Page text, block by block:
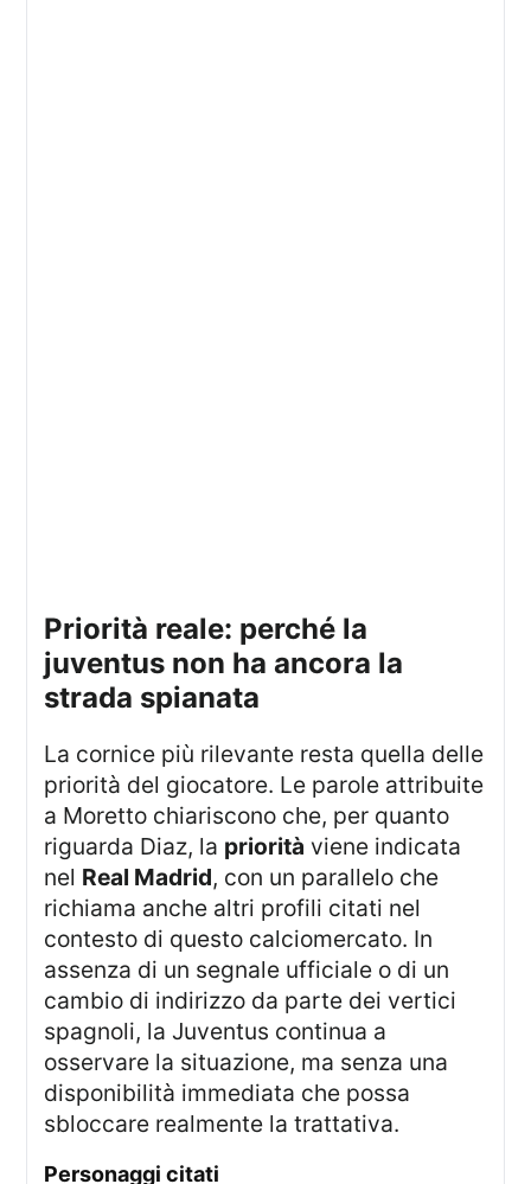
priorità reale: perché la
juventus non ha ancora la
strada spianata
La cornice più rilevante resta quella delle
priorità del giocatore. Le parole attribuite
a Moretto chiariscono che, per quanto
riguarda Diaz, la priorità viene indicata
nel Real Madrid, con un parallelo che
richiama anche altri profili citati nel
contesto di questo calciomercato. In
assenza di un segnale ufficiale o di un
cambio di indirizzo da parte dei vertici
spagnoli, la Juventus continua a
osservare la situazione, ma senza una
disponibilità immediata che possa
sbloccare realmente la trattativa.
personaggi citati